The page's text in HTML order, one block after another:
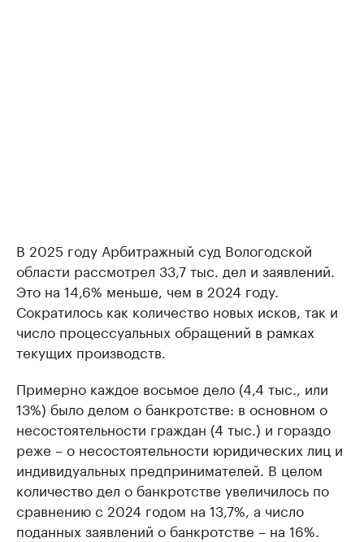
В 2025 году Арбитражный суд Вологодской
области рассмотрел 33,7 тыс. дел и заявлений.
Это на 14,6% меньше, чем в 2024 году.
Сократилось как количество новых исков, так и
число процессуальных обращений в рамках
текущих производств.
Примерно каждое восьмое дело (4,4 тыс., или
13%) было делом о банкротстве: в основном о
несостоятельности граждан (4 тыс.) и гораздо
реже – о несостоятельности юридических лиц и
индивидуальных предпринимателей. В целом
количество дел о банкротстве увеличилось по
сравнению с 2024 годом на 13,7%, а число
поданных заявлений о банкротстве – на 16%.